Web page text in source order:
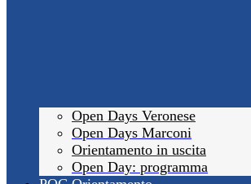
Open Days Veronese
Open Days Marconi
Orientamento in uscita
Open Day: programma